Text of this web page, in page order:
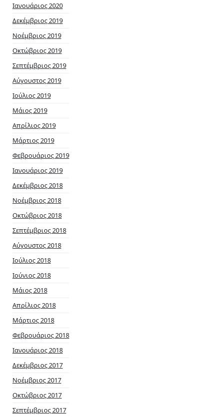
Ιανουάριος 2020
Δεκέμβριος 2019
Νοέμβριος 2019
Οκτώβριος 2019
Σεπτέμβριος 2019
Αύγουστος 2019
Ιούλιος 2019
Μάιος 2019
Απρίλιος 2019
Μάρτιος 2019
Φεβρουάριος 2019
Ιανουάριος 2019
Δεκέμβριος 2018
Νοέμβριος 2018
Οκτώβριος 2018
Σεπτέμβριος 2018
Αύγουστος 2018
Ιούλιος 2018
Ιούνιος 2018
Μάιος 2018
Απρίλιος 2018
Μάρτιος 2018
Φεβρουάριος 2018
Ιανουάριος 2018
Δεκέμβριος 2017
Νοέμβριος 2017
Οκτώβριος 2017
Σεπτέμβριος 2017